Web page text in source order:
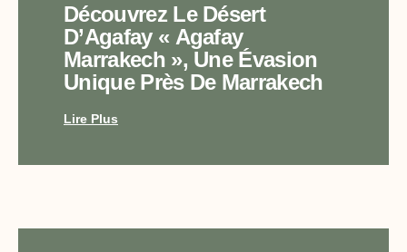
Découvrez Le Désert
D’Agafay « Agafay
Marrakech », Une Évasion
Unique Près De Marrakech
Lire Plus